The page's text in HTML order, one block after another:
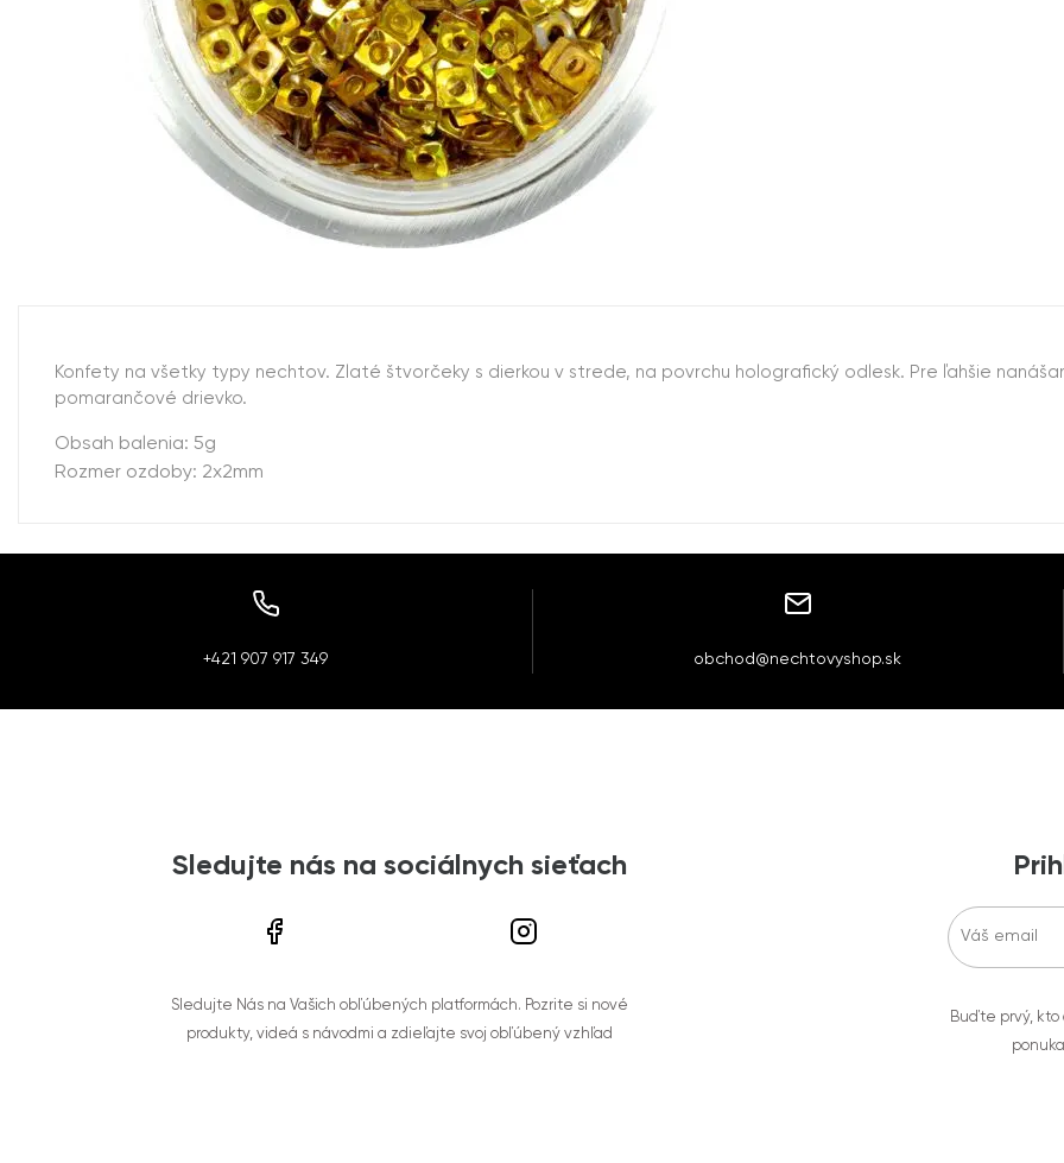
Konfety na všetky typy nechtov. Zlaté štvorčeky s dierkou v strede, na povrchu holografický odlesk. Pre ľahšie
pomarančové drievko.
Obsah balenia: 5g
Rozmer ozdoby: 2x2mm
+421 907 917 349 obchod@nechtovyshop.sk
Sledujte nás na sociálnych sieťach
Sledujte Nás na Vašich obľúbených platformách. Pozrite si nové
produkty, videá s návodmi a zdieľajte svoj obľúbený vzhľad
Buďte prvý,